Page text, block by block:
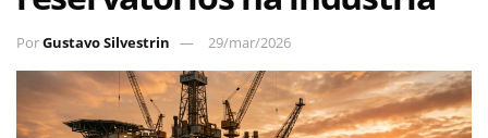
PorGustavo Silvestrin 29/mar/2026